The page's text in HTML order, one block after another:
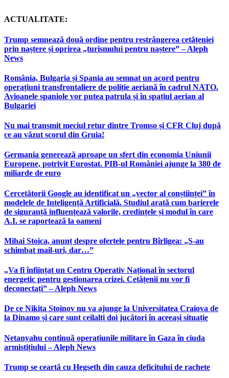
ACTUALITATE:
Trump semnează două ordine pentru restrângerea cetățeniei
prin naștere și oprirea „turismului pentru naștere” – Aleph
News
România, Bulgaria și Spania au semnat un acord pentru
operațiuni transfrontaliere de poliție aeriană în cadrul NATO.
Avioanele spaniole vor putea patrula și în spațiul aerian al
Bulgariei
Nu mai transmit meciul retur dintre Tromso și CFR Cluj după
ce au văzut scorul din Gruia!
Germania generează aproape un sfert din economia Uniunii
Europene, potrivit Eurostat. PIB-ul României ajunge la 380 de
miliarde de euro
Cercetătorii Google au identificat un „vector al conștiinței” în
modelele de Inteligență Artificială. Studiul arată cum barierele
de siguranță influențează valorile, credințele și modul în care
A.I. se raportează la oameni
Mihai Stoica, anunț despre ofertele pentru Bîrligea: „S-au
schimbat mail-uri, dar…”
„Va fi înființat un Centru Operativ Național în sectorul
energetic pentru gestionarea crizei. Cetățenii nu vor fi
deconectați” – Aleph News
De ce Nikita Stoinov nu va ajunge la Universitatea Craiova de
la Dinamo și care sunt ceilalți doi jucători în aceeași situație
Netanyahu continuă operațiunile militare în Gaza în ciuda
armistițiului – Aleph News
Trump se ceartă cu Hegseth din cauza deficitului de rachete